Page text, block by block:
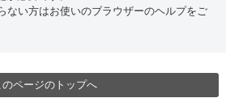
ない方はお使いのブラウザーのヘルプをご
のページのトップへ